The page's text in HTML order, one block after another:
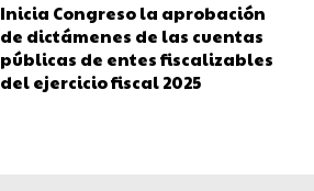
Inicia Congreso la aprobación
de dictámenes de las cuentas
públicas de entes fiscalizables
del ejercicio fiscal 2025